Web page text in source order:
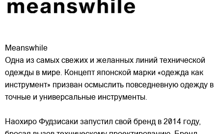
Meanswhile
Одна из самых свежих и желанных линий технической
одежды в мире. Концепт японской марки «одежда как
инструмент» призван осмыслить повседневную одежду в
точные и универсальные инструменты.
Наохиро Фудзисаки запустил свой бренд в 2014 году,